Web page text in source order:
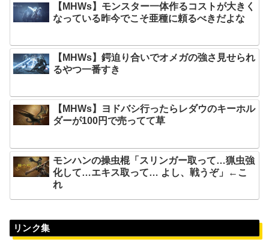
【MHWs】モンスター一体作るコストが大きく
なっている昨今でこそ亜種に頼るべきだよな
【MHWs】鍔迫り合いでオメガの強さ見せられ
るやつ一番すき
【MHWs】ヨドバシ行ったらレダウのキーホル
ダーが100円で売ってて草
モンハンの操虫棍「スリンガー取って…猟虫強
化して…エキス取って… よし、戦うぞ」←こ
れ
リンク集